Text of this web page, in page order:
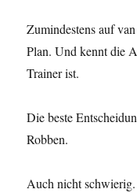
Zumindestens auf
Plan. Und kennt die
Trainer ist.
Die beste
Robben.
Auch nicht